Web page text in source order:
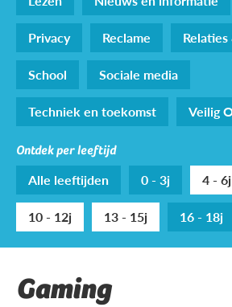
Privacy
Reclame
School
Sociale media
Techniek en toekomst
Veilig
Ontdek per leeftijd
Alle leeftijden 0 - 3j 4 - 6j
10 - 12j
13 - 15j 16 - 18j
Gaming